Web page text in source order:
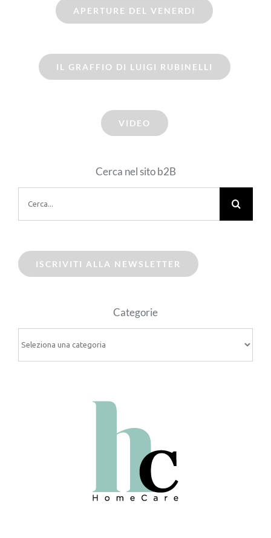
APERTURE DEL VENERDI
IL GRAFFIO DI LUIGI RUBINELLI
VIDEO
Cerca nel sito b2B
per:
ISCRIVITI ALLA NEWSLETTER
Categorie